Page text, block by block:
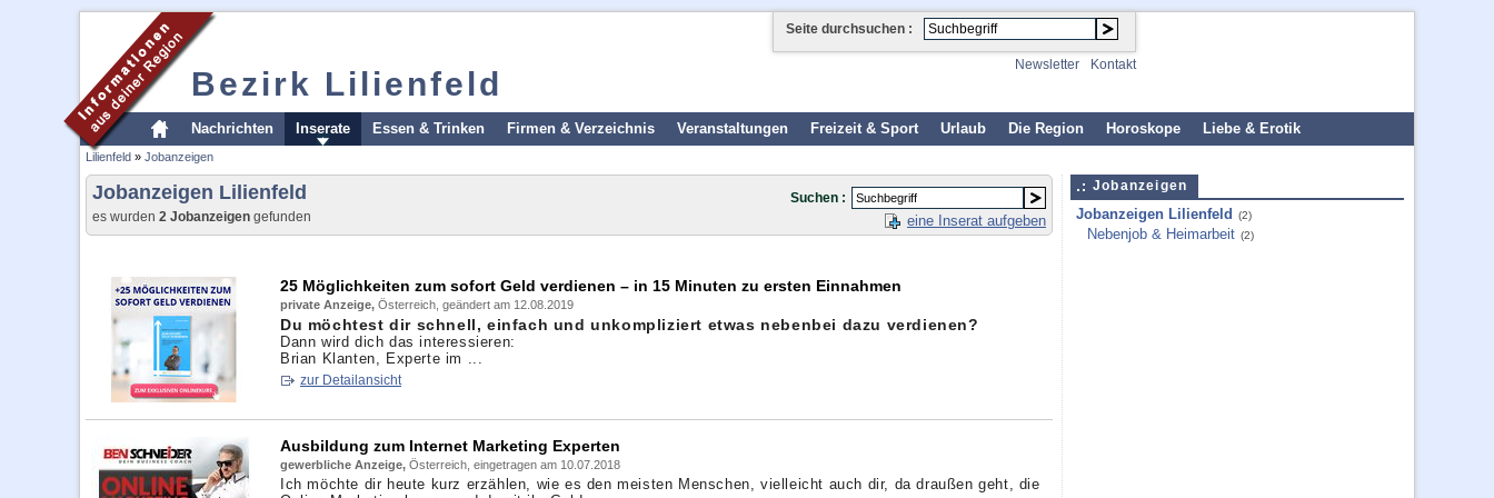
Bezirk Lilienfeld
Seite durchsuchen :
Newsletter Kontakt
Nachrichten Inserate Essen & Trinken Firmen & Verzeichnis Veranstaltungen Freizeit & Sport Urlaub Die Region Horoskope Liebe & Erotik
Lilienfeld » Jobanzeigen
Jobanzeigen Lilienfeld
es wurden 2 Jobanzeigen gefunden
Suchen :
eine Inserat aufgeben
25 Möglichkeiten zum sofort Geld verdienen – in 15 Minuten zu ersten Einnahmen
private Anzeige, Österreich, geändert am 12.08.2019
Du möchtest dir schnell, einfach und unkompliziert etwas nebenbei dazu verdienen?
Dann wird dich das interessieren:
Brian Klanten, Experte im ...
zur Detailansicht
Ausbildung zum Internet Marketing Experten
gewerbliche Anzeige, Österreich, eingetragen am 10.07.2018
Ich möchte dir heute kurz erzählen, wie es den meisten Menschen, vielleicht auch dir, da draußen geht, die
Jobanzeigen
Jobanzeigen Lilienfeld (2)
Nebenjob & Heimarbeit (2)